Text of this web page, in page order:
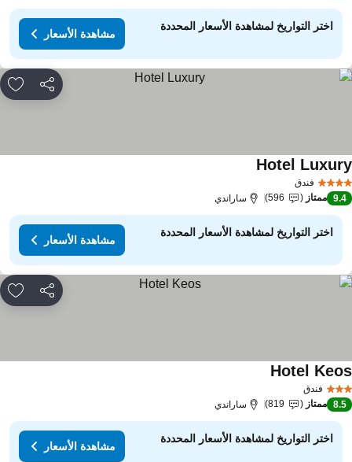
اختر التواريخ لمشاهدة الأسعار المحددة
مشاهدة الأسعار
مشاركة
فندق
Hotel
9.4 ممتاز 596 ساراندي
اختر التواريخ لمشاهدة الأسعار المحددة
مشاهدة الأسعار
مشاركة
فندق
Hotel
8.5 ممتاز 819 ساراندي
اختر التواريخ لمشاهدة الأسعار المحددة
مشاهدة الأسعار